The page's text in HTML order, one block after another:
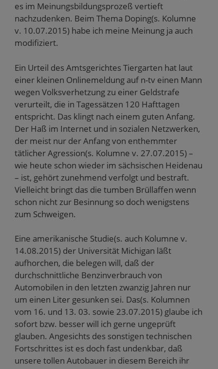
es im Meinungsbildungsprozeß vertieft
nachzudenken. Beim Thema Doping(s. Kolumne
v. 10.07.2015) habe ich meine Meinung ja auch
modifiziert.
Ein Urteil des Amtsgerichtes Tiergarten hat laut
einer kleinen Onlinemeldung auf n-tv einen Mann
wegen Volksverhetzung zu einer Geldstrafe
verurteilt, die in Tagessätzen 120 Hafttagen
entspricht. Das klingt nach einem guten Anfang.
Der Haß im Internet und in sozialen Netzwerken,
der meist nur der Anfang von enthemmter
tätlicher Agression(s. Kolumne v. 27.07.2015) –
wie heute schon wieder im sächsischen Heidenau
– ist, gehört zunehmend verfolgt und bestraft.
Vielleicht bringt das die tumben Brüllaffen wenn
schon nicht zur Besinnung so doch wenigstens
zum Schweigen.
Eine amerikanische Studie(s. auch Kolumne v.
14.08.2015) der Universität Michigan läßt
aufhorchen, die belegen will, daß der
durchschnittliche Benzinverbrauch von
Automobilen in den letzten zwanzig Jahren nur
um einen Liter gesunken sei. Das(s. Kolumnen
vom 16. und 13. 03. sowie 23.07.2015) glaube ich
sofort bzw. besser will ich gerne ungeprüft
glauben. Angesichts des sonstigen technischen
Fortschrittes ist es doch fast undenkbar, daß
unsere tollen Autobauer in diesem Bereich ihr